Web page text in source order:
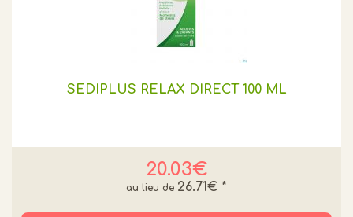
SEDIPLUS RELAX DIRECT 100 ML
20.03€
26.71€ *